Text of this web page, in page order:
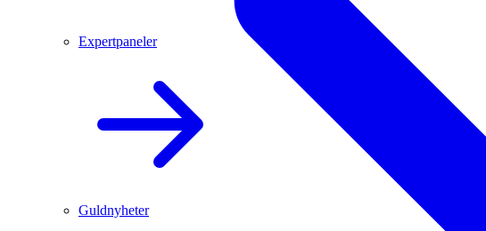
Expertpaneler
Guldnyheter